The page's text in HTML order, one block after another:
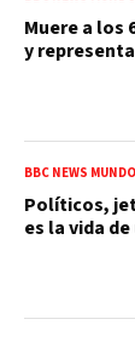
Muere a los
y
BBC NEWS MUNDO
Políticos,
es la vida